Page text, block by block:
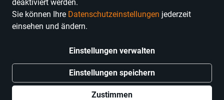
deaktiviert werden.
Sie können Ihre Datenschutzeinstellungen jederzeit
einsehen und ändern.
Einstellungen verwalten
Einstellungen speichern
Zustimmen